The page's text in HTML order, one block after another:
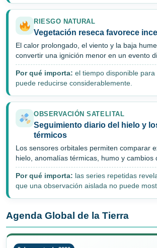
RIESGO NATURAL
Vegetación reseca favorece
El calor prolongado, el viento y la baja
convertir una ignición menor en un evento
Por qué importa: el tiempo disponible
puede reducirse considerablemente.
OBSERVACIÓN SATELITAL
Seguimiento diario del hielo y
térmicos
Los sensores orbitales permiten comparar
hielo, anomalías térmicas, humo y cambios
Por qué importa: las series repetidas
que una observación aislada no puede
Agenda Global de la Tierra